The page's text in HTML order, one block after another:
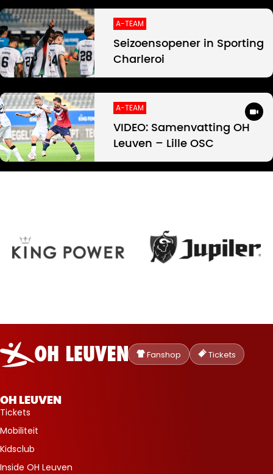
A-TEAM
Seizoensopener in Sporting
Charleroi
A-TEAM
VIDEO: Samenvatting OH
Leuven – Lille OSC
Oud-
Heverlee
Leuven
Fanshop Tickets
OH LEUVEN
Tickets
Mobiliteit
Kidsclub
Inside OH Leuven